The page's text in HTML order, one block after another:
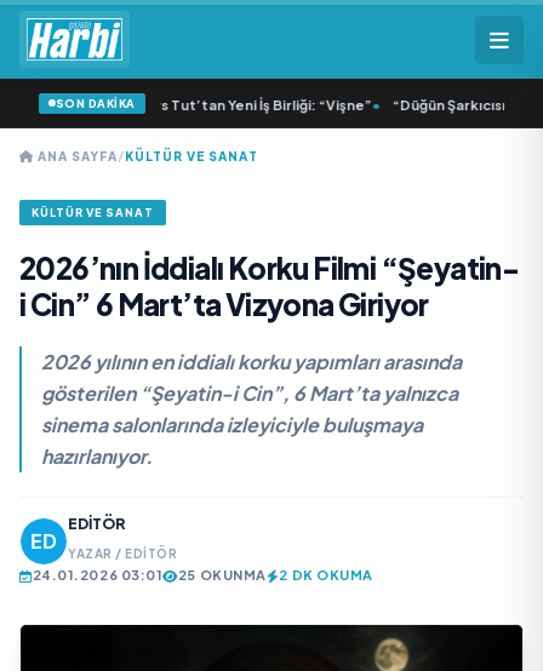
SON DAKİKA
ve Dolu Kadehi Ters Tut’tan Yeni İş Birliği: “Vişne”• “Düğün Şarkıcısı”
ANA SAYFA/KÜLTÜR VE SANAT
KÜLTÜR VE SANAT
2026’nın İddialı Korku Filmi “Şeyatin-
i Cin” 6 Mart’ta Vizyona Giriyor
2026 yılının en iddialı korku yapımları arasında
gösterilen “Şeyatin-i Cin”, 6 Mart’ta yalnızca
sinema salonlarında izleyiciyle buluşmaya
hazırlanıyor.
EDITÖR
YAZAR / EDITÖR
24.01.2026 03:01 25 OKUNMA 2 DK OKUMA